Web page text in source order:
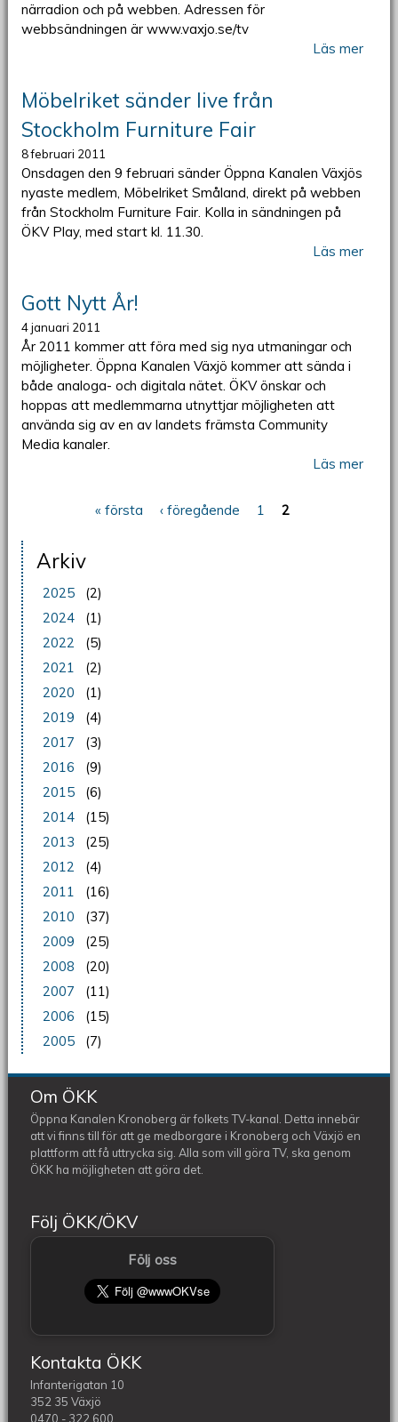
närradion och på webben. Adressen för
webbsändningen är www.vaxjo.se/tv
Läs mer
Möbelriket sänder live från
Stockholm Furniture Fair
8 februari 2011
Onsdagen den 9 februari sänder Öppna Kanalen Växjös
nyaste medlem, Möbelriket Småland, direkt på webben
från Stockholm Furniture Fair. Kolla in sändningen på
ÖKV Play, med start kl. 11.30.
Läs mer
Gott Nytt År!
4 januari 2011
År 2011 kommer att föra med sig nya utmaningar och
möjligheter. Öppna Kanalen Växjö kommer att sända i
både analoga- och digitala nätet. ÖKV önskar och
hoppas att medlemmarna utnyttjar möjligheten att
använda sig av en av landets främsta Community
Media kanaler.
Läs mer
« första ‹ föregående 1 2
Arkiv
2025
(2)
2024
(1)
2022
(5)
2021
(2)
2020
(1)
2019
(4)
2017
(3)
2016
(9)
2015
(6)
2014
(15)
2013
(25)
2012
(4)
2011
(16)
2010
(37)
2009
(25)
2008
(20)
2007
(11)
2006
(15)
2005
(7)
Om ÖKK
Öppna Kanalen Kronoberg är folkets TV-kanal. Detta innebär
att vi finns till för att ge medborgare i Kronoberg och Växjö en
plattform att få uttrycka sig. Alla som vill göra TV, ska genom
ÖKK ha möjligheten att göra det.
Följ ÖKK/ÖKV
Följ oss
Kontakta ÖKK
Infanterigatan 10
352 35 Växjö
0470 - 322 600